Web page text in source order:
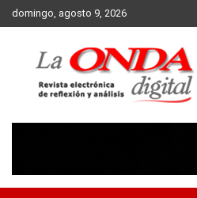
Skip
to
domingo, agosto 9, 2026